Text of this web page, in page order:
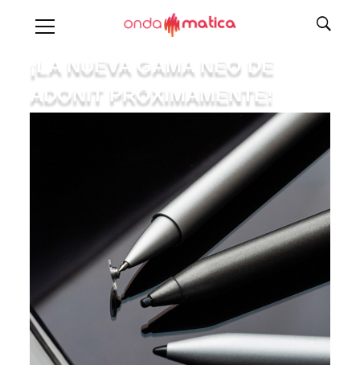
¡LA NUEVA GAMA NEO DE
ADONIT PRÓXIMAMENTE!